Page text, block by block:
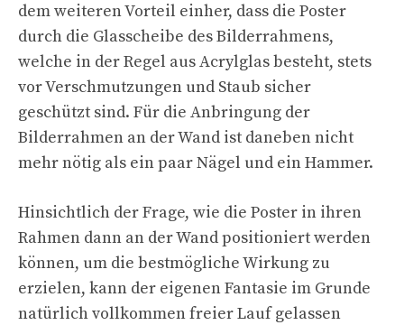
dem weiteren Vorteil einher, dass die Poster
durch die Glasscheibe des Bilderrahmens,
welche in der Regel aus Acrylglas besteht, stets
vor Verschmutzungen und Staub sicher
geschützt sind. Für die Anbringung der
Bilderrahmen an der Wand ist daneben nicht
mehr nötig als ein paar Nägel und ein Hammer.
Hinsichtlich der Frage, wie die Poster in ihren
Rahmen dann an der Wand positioniert werden
können, um die bestmögliche Wirkung zu
erzielen, kann der eigenen Fantasie im Grunde
natürlich vollkommen freier Lauf gelassen